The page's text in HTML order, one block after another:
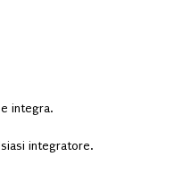
integra.
integratore.